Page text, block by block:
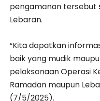
pengamanan tersebut
Lebaran.
“Kita dapatkan
baik yang mudik
pelaksanaan Operasi
Ramadan maupun
(7/5/2025).